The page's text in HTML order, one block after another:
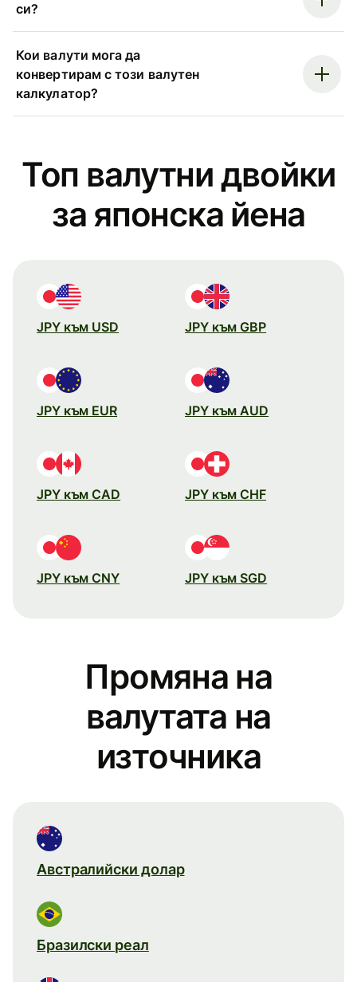
си?
Кои валути мога да
конвертирам с този валутен
калкулатор?
Топ валутни двойки
за японска йена
JPY към USD JPY към GBP
JPY към EUR JPY към AUD
JPY към CAD JPY към CHF
JPY към CNY JPY към SGD
Промяна на
валутата на
източника
Австралийски долар
Бразилски реал